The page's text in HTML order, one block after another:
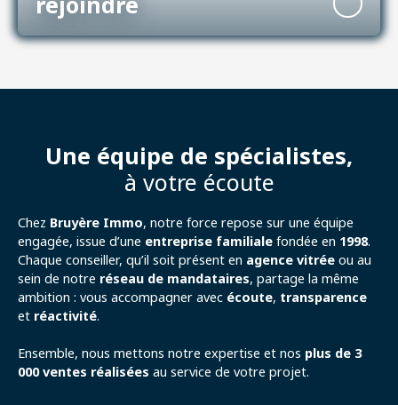
Une équipe de spécialistes,
à votre écoute
Chez Bruyère Immo, notre force repose sur une équipe
engagée, issue d’une entreprise familiale fondée en 1998.
Chaque conseiller, qu’il soit présent en agence vitrée ou au
sein de notre réseau de mandataires, partage la même
ambition : vous accompagner avec écoute, transparence
et réactivité.
Ensemble, nous mettons notre expertise et nos plus de 3
000 ventes réalisées au service de votre projet.